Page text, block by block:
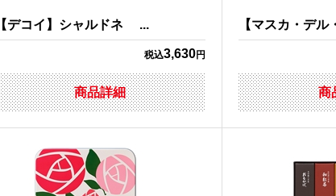
【デコイ】シャルドネ ...
税込3,630円
商品詳細
【マスカ・デル
商